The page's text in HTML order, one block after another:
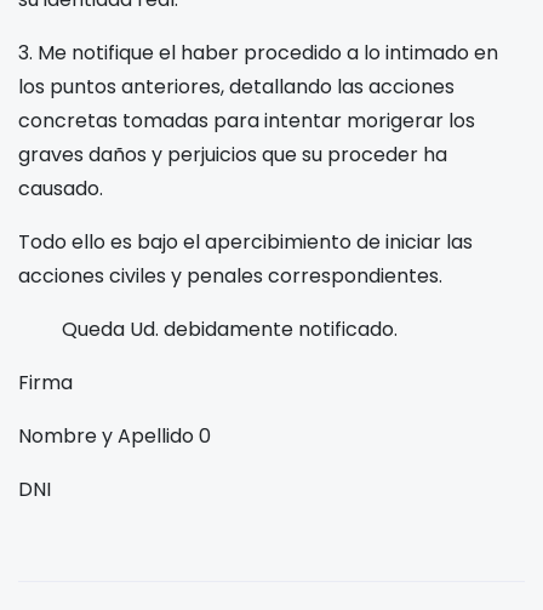
3. Me notifique el haber procedido a lo intimado en
los puntos anteriores, detallando las acciones
concretas tomadas para intentar morigerar los
graves daños y perjuicios que su proceder ha
causado.
Todo ello es bajo el apercibimiento de iniciar las
acciones civiles y penales correspondientes.
Queda Ud. debidamente notificado.
Firma
Nombre y Apellido0
DNI